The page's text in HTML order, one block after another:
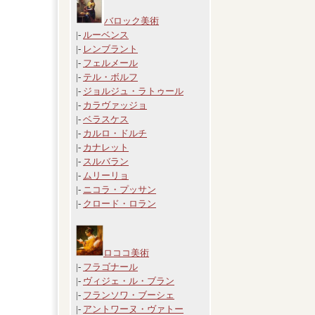
バロック美術
|- ルーベンス
|- レンブラント
|- フェルメール
|- テル・ボルフ
|- ジョルジュ・ラトゥール
|- カラヴァッジョ
|- ベラスケス
|- カルロ・ドルチ
|- カナレット
|- スルバラン
|- ムリーリョ
|- ニコラ・プッサン
|- クロード・ロラン
ロココ美術
|- フラゴナール
|- ヴィジェ・ル・ブラン
|- フランソワ・ブーシェ
|- アントワーヌ・ヴァトー